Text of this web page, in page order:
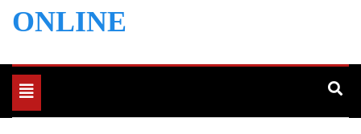
ONLINE
Toggle
navigation